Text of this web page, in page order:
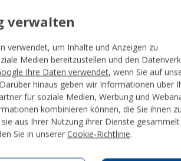
verwalten
verwendet, um Inhalte und Anzeigen zu
Medien bereitzustellen und den
Ihre Daten verwendet, wenn Sie auf
hinaus geben wir Informationen über
für soziale Medien, Werbung und
kombinieren können, die Sie ihnen
aus Ihrer Nutzung ihrer Dienste gesammelt
Sie in unserer Cookie-Richtlinie.